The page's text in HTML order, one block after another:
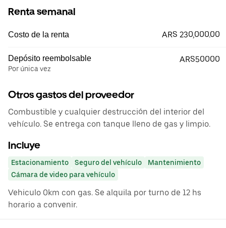
Renta semanal
Costo de la renta ARS 230,000.00
Depósito reembolsable
Por única vez
ARS50000
Otros gastos del proveedor
Combustible y cualquier destrucción del interior del
vehículo. Se entrega con tanque lleno de gas y limpio.
Incluye
Estacionamiento Seguro del vehículo
Mantenimiento
Cámara de video para vehículo
Vehiculo 0km con gas. Se alquila por turno de 12 hs
horario a convenir.